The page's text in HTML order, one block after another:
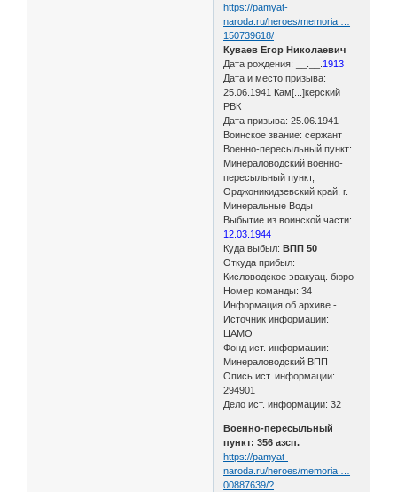
https://pamyat-
naroda.ru/heroes/memoria …
150739618/
Куваев Егор Николаевич
Дата рождения: __.__. 1913
Дата и место призыва:
25.06.1941 Кам[...]керский
РВК
Дата призыва: 25.06.1941
Воинское звание: сержант
Военно-пересыльный пункт:
Минераловодский военно-
пересыльный пункт,
Орджоникидзевский край, г.
Минеральные Воды
Выбытие из воинской части:
12.03.1944
Куда выбыл:ВПП 50
Откуда прибыл:
Кисловодское эвакуац. бюро
Номер команды: 34
Информация об архиве -
Источник информации:
ЦАМО
Фонд ист. информации:
Минераловодский ВПП
Опись ист. информации:
294901
Дело ист. информации: 32
Военно-пересыльный
пункт: 356 азсп.
https://pamyat-
naroda.ru/heroes/memoria …
00887639/?